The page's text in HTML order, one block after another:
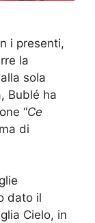
i presenti,
la
sola
Bublé ha
“Ce
di
dato il
Cielo, in